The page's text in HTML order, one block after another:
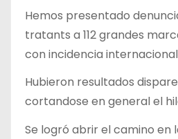
Hemos presentado
tratants a 112 grandes
con incidencia
Hubieron resultados
cortandose en general el
Se logró abrir el camino en